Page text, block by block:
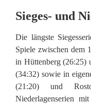
Sieges- und
Die längste
Spiele zwischen dem
in Hüttenberg (26:25)
(34:32) sowie in
(21:20) und
Niederlagenserien